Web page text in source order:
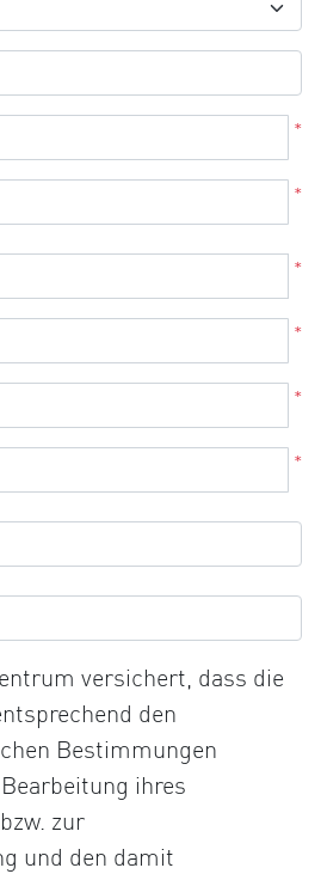
*
*
*
*
*
*
versichert, dass die
den
Bestimmungen
ihres
zur
und den damit